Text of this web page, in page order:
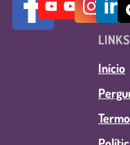
Início